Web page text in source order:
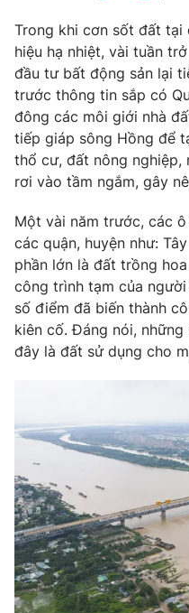
Góc doanh nghiệp
Phim VTV
Hậu trường
Nhân vật
Khán giả
Giải trí
Điện ảnh
Âm nhạc
Sao
Đời sống
Du lịch
Làm đẹp
Chất lượng cuộc sống
Giáo dục
Học trực tuyến
Công nghệ
Hitech Công nghệ tương
Sản phẩm
Thị trường
Giao lưu trực tuyến
Lịch phát sóng
Emagazine
Photo
Video
VTV Money
Trong khi cơn sốt đất tại
hiệu hạ nhiệt, vài tuần
đầu tư bất động sản lại
trước thông tin sắp có
đông các môi giới nhà
tiếp giáp sông Hồng để
thổ cư, đất nông nghiệp,
rơi vào tầm ngắm, gây
Một vài năm trước, các
các quận, huyện như:
phần lớn là đất trồng
công trình tạm của
số điểm đã biến thành
kiên cố. Đáng nói,
đây là đất sử dụng cho